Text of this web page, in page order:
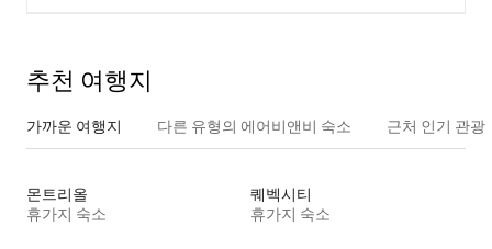
추천 여행지
가까운 여행지 다른 유형의 에어비앤비 숙소 근처 인기 관광
몬트리올
휴가지 숙소
퀘벡시티
휴가지 숙소